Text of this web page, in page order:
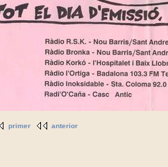
primer anterior